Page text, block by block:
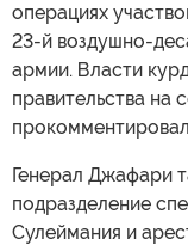
операциях
23-й воздушно-
армии. Власти
правительства на
Генерал Джафари
подразделение
Сулеймания и